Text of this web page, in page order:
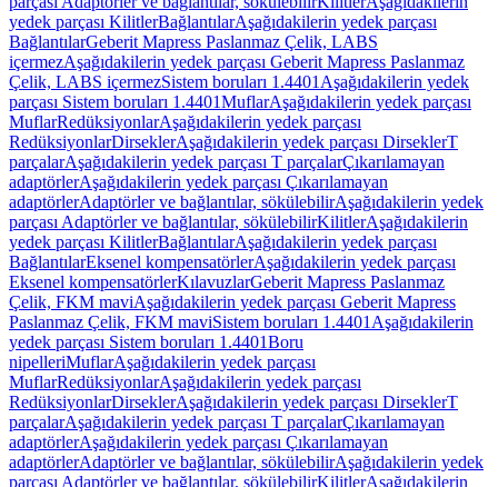
yedek parçası KilitlerBağlantılarAşağıdakilerin yedek parçası
BağlantılarGeberit Mapress Paslanmaz Çelik, LABS
içermezAşağıdakilerin yedek parçası Geberit Mapress Paslanmaz
Çelik, LABS içermezSistem boruları 1.4401 Aşağıdakilerin yedek
parçası Sistem boruları 1.4401MuflarAşağıdakilerin yedek parçası
MuflarRedüksiyonlarAşağıdakilerin yedek parçası
RedüksiyonlarDirseklerAşağıdakilerin yedek parçası DirseklerT
parçalarAşağıdakilerin yedek parçası T parçalarÇıkarılamayan
adaptörlerAşağıdakilerin yedek parçası Çıkarılamayan
adaptörlerAdaptörler ve bağlantılar, sökülebilirAşağıdakilerin yedek
parçası Adaptörler ve bağlantılar, sökülebilirKilitlerAşağıdakilerin
yedek parçası KilitlerBağlantılarAşağıdakilerin yedek parçası
BağlantılarEksenel kompensatörlerAşağıdakilerin yedek parçası
Eksenel kompensatörlerKılavuzlarGeberit Mapress Paslanmaz
Çelik, FKM maviAşağıdakilerin yedek parçası Geberit Mapress
Paslanmaz Çelik, FKM maviSistem boruları 1.4401 Aşağıdakilerin
yedek parçası Sistem boruları 1.4401Boru
nipelleriMuflarAşağıdakilerin yedek parçası
MuflarRedüksiyonlarAşağıdakilerin yedek parçası
RedüksiyonlarDirseklerAşağıdakilerin yedek parçası DirseklerT
parçalarAşağıdakilerin yedek parçası T parçalarÇıkarılamayan
adaptörlerAşağıdakilerin yedek parçası Çıkarılamayan
adaptörlerAdaptörler ve bağlantılar, sökülebilirAşağıdakilerin yedek
parçası Adaptörler ve bağlantılar, sökülebilirKilitlerAşağıdakilerin